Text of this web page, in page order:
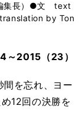
編集長）●文 text
by Ton
～2015（23）
間を忘れ、ヨー
12回の決勝を